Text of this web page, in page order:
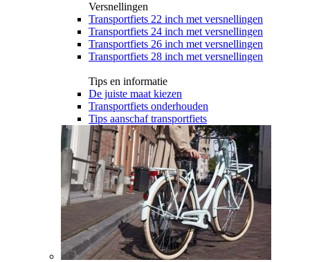
Versnellingen
Transportfiets 22 inch met versnellingen
Transportfiets 24 inch met versnellingen
Transportfiets 26 inch met versnellingen
Transportfiets 28 inch met versnellingen
Tips en informatie
De juiste maat kiezen
Transportfiets onderhouden
Tips aanschaf transportfiets